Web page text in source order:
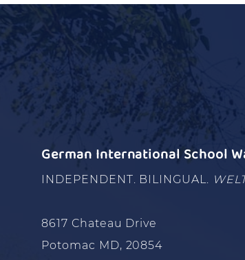
German International School
INDEPENDENT. BILINGUAL.
8617 Chateau Drive
Potomac MD, 20854